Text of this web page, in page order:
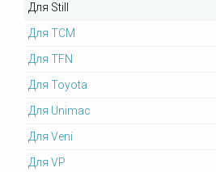
Для Still
Для TCM
Для TFN
Для Toyota
Для Unimac
Для Veni
Для VP